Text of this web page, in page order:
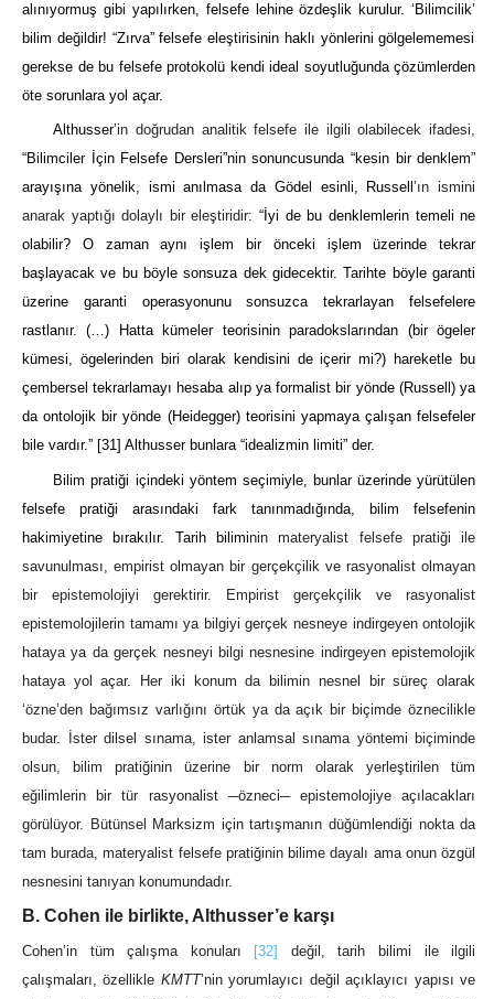
alınıyormuş gibi yapılırken, felsefe lehine özdeşlik kurulur.‘ Bilimcilik’
bilim değildir! “Zırva” felsefe eleştirisinin haklı yönlerini gölgelememesi
gerekse de bu felsefe protokolü kendi ideal soyutluğunda çözümlerden
öte sorunlara yol açar.
Althusser’in doğrudan analitik felsefe ile ilgili olabilecek ifadesi,
“Bilimciler İçin Felsefe Dersleri”nin sonuncusunda “kesin bir denklem”
arayışına yönelik, ismi anılmasa da Gödel esinli, Russell’ın ismini
anarak yaptığı dolaylı bir eleştiridir:“İyi de bu denklemlerin temeli ne
olabilir? O zaman aynı işlem bir önceki işlem üzerinde tekrar
başlayacak ve bu böyle sonsuza dek gidecektir. Tarihte böyle garanti
üzerine garanti operasyonunu sonsuzca tekrarlayan felsefelere
rastlanır. (…) Hatta kümeler teorisinin paradokslarından (bir ögeler
kümesi, ögelerinden biri olarak kendisini de içerir mi?) hareketle bu
çembersel tekrarlamayı hesaba alıp ya formalist bir yönde (Russell) ya
da ontolojik bir yönde (Heidegger) teorisini yapmaya çalışan felsefeler
bile vardır.” [31] Althusser bunlara “idealizmin limiti” der.
Bilim pratiği içindeki yöntem seçimiyle, bunlar üzerinde yürütülen
felsefe pratiği arasındaki fark tanınmadığında, bilim felsefenin
hakimiyetine bırakılır. Tarih biliminin materyalist felsefe pratiği ile
savunulması, empirist olmayan bir gerçekçilik ve rasyonalist olmayan
bir epistemolojiyi gerektirir. Empirist gerçekçilik ve rasyonalist
epistemolojilerin tamamı ya bilgiyi gerçek nesneye indirgeyen ontolojik
hataya ya da gerçek nesneyi bilgi nesnesine indirgeyen epistemolojik
hataya yol açar. Her iki konum da bilimin nesnel bir süreç olarak
‘özne’den bağımsız varlığını örtük ya da açık bir biçimde öznecilikle
budar. İster dilsel sınama, ister anlamsal sınama yöntemi biçiminde
olsun, bilim pratiğinin üzerine bir norm olarak yerleştirilen tüm
eğilimlerin bir tür rasyonalist ─özneci─ epistemolojiye açılacakları
görülüyor. Bütünsel Marksizm için tartışmanın düğümlendiği nokta da
tam burada, materyalist felsefe pratiğinin bilime dayalı ama onun özgül
nesnesini tanıyan konumundadır.
B. Cohen ile birlikte, Althusser’e karşı
Cohen’in tüm çalışma konuları [32]
değil, tarih bilimi ile ilgili
çalışmaları, özellikle KMTT’nin yorumlayıcı değil açıklayıcı yapısı ve